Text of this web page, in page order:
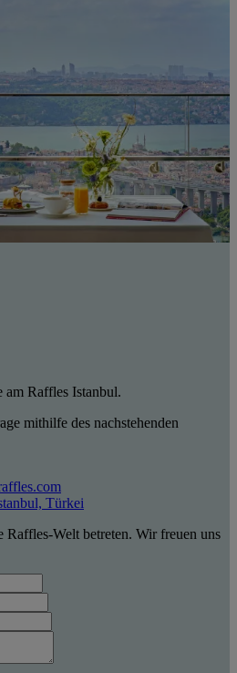
Raffles Istanbul.
mithilfe des nachstehenden
Türkei
Raffles-Welt betreten. Wir freuen uns